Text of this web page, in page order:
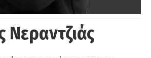
Νεραντζιάς